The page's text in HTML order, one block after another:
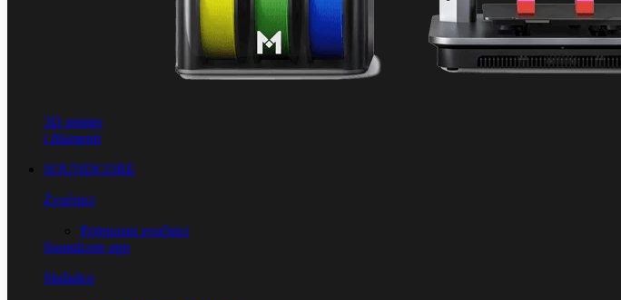
3D printer
i filamenti
SOUNDCORE
Zvučnici
Prijenosni zvučnici
Soundcore app
Slušalice